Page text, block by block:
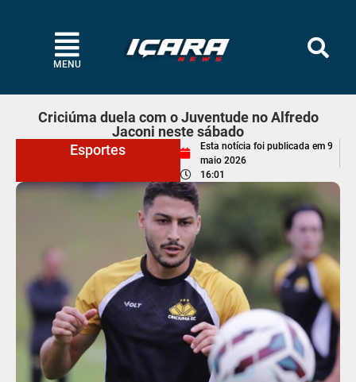
MENU
Criciúma duela com o Juventude no Alfredo
Jaconi neste sábado
Esportes
Esta notícia foi publicada em 9
maio 2026
16:01